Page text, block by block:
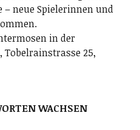
– neue Spielerinnen und
in der
25,
WACHSEN